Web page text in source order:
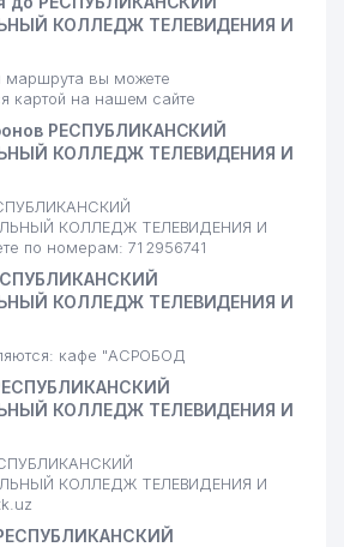
КОЛЛЕДЖ ТЕЛЕВИДЕНИЯ И
маршрута вы можете
картой на нашем сайте
РЕСПУБЛИКАНСКИЙ
КОЛЛЕДЖ ТЕЛЕВИДЕНИЯ И
КОЛЛЕДЖ ТЕЛЕВИДЕНИЯ И
по номерам: 71 2956741
КОЛЛЕДЖ ТЕЛЕВИДЕНИЯ И
кафе "АСРОБОД
КОЛЛЕДЖ ТЕЛЕВИДЕНИЯ И
КОЛЛЕДЖ ТЕЛЕВИДЕНИЯ И